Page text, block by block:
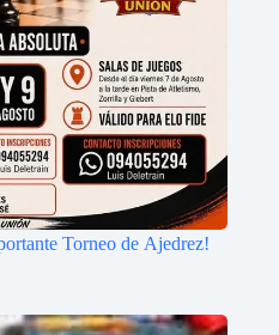
Torneo de Ajedrez!